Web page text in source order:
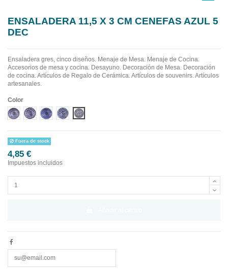
ENSALADERA 11,5 X 3 CM CENEFAS AZUL 5
DEC
Ensaladera gres, cinco diseños. Menaje de Mesa. Menaje de Cocina.
Accesorios de mesa y cocina. Desayuno. Decoración de Mesa. Decoración
de cocina. Artículos de Regalo de Cerámica. Artículos de souvenirs. Artículos
artesanales.
Color
Diseño 1Diseño 2Diseño 3Diseño 4Diseño 5
Fuera de stock
4,85 €
Impuestos incluidos